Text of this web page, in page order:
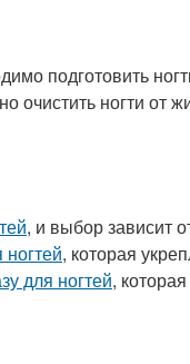
подготовить
очистить ногти от
, и выбор зависит
ногтей, которая
для ногтей,